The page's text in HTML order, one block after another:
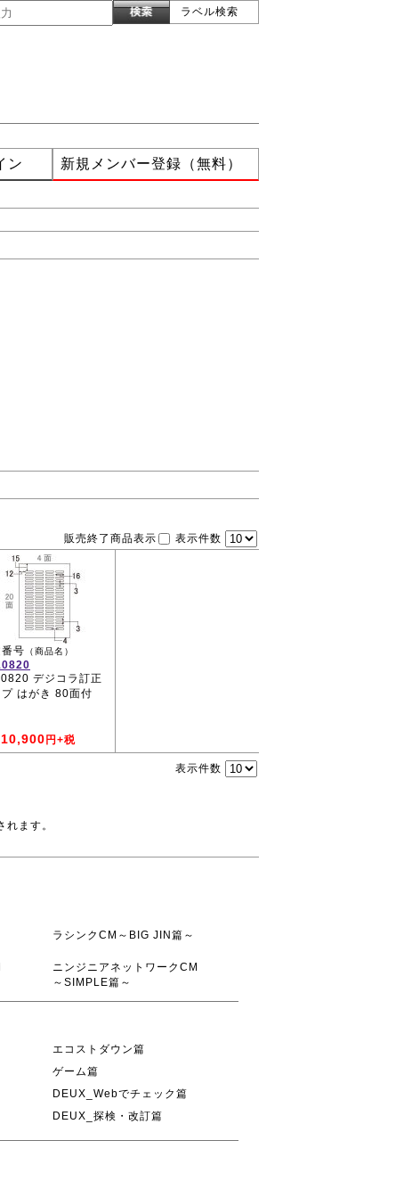
ラベル検索
ン 新規メンバー登録（無料）
販売終了商品表示 表示件数
号 （商品名）
デジコラ訂正
プ はがき 80面付
10,900 円+税
表示件数
ます。
ラシンクCM～BIG JIN篇～
ニンジニアネットワークCM
～SIMPLE篇～
エコストダウン篇
ゲーム篇
DEUX_Webでチェック篇
DEUX_探検・改訂篇